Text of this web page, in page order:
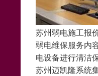
苏州弱电施工报
弱电维保服务内
电设备进行清洁
苏州迈凯隆系统